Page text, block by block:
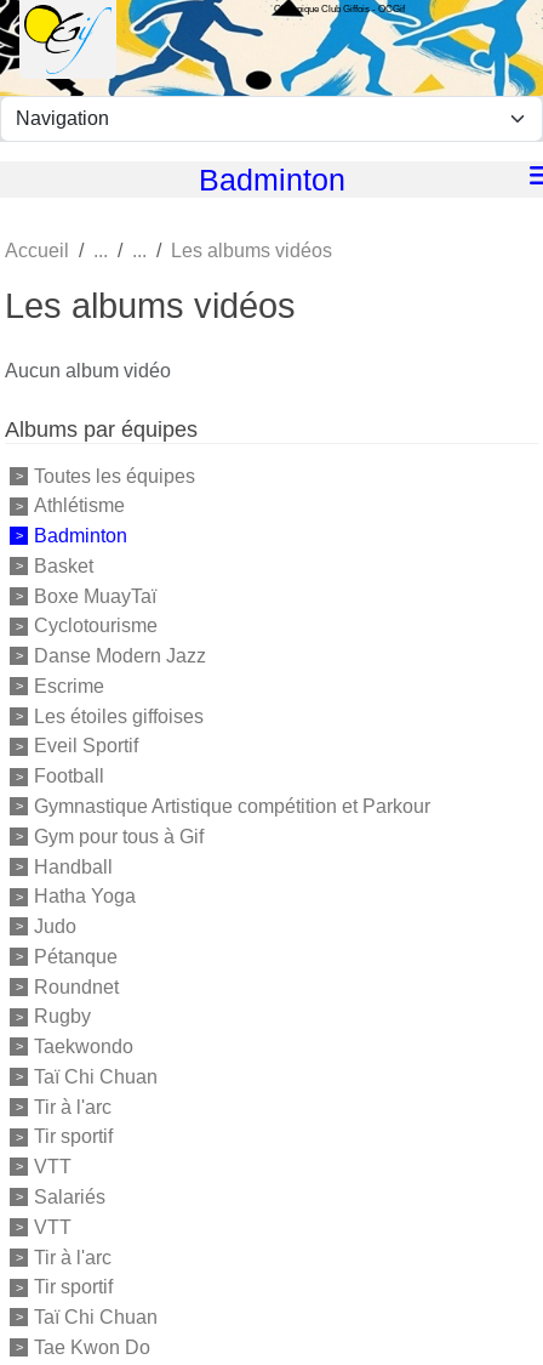
Olympique Club Giffois - OCGif
Badminton
Accueil Les albums vidéos
Les albums vidéos
Aucun album vidéo
Albums par équipes
Toutes les équipes
Athlétisme
Badminton
Basket
Boxe MuayTaï
Cyclotourisme
Danse Modern Jazz
Escrime
Les étoiles giffoises
Eveil Sportif
Football
Gymnastique Artistique compétition et Parkour
Gym pour tous à Gif
Handball
Hatha Yoga
Judo
Pétanque
Roundnet
Rugby
Taekwondo
Taï Chi Chuan
Tir à l'arc
Tir sportif
VTT
Salariés
VTT
Tir à l'arc
Tir sportif
Taï Chi Chuan
Tae Kwon Do
Panneau de gestion des cookies